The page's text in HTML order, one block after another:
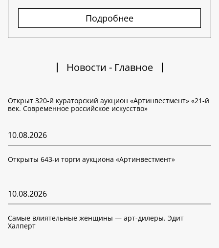
Подробнее
Новости - Главное
Открыт 320-й кураторский аукцион «Артинвестмент» «21-й
век. Современное российское искусство»
10.08.2026
Открыты 643-и торги аукциона «Артинвестмент»
10.08.2026
Самые влиятельные женщины — арт-дилеры. Эдит
Халперт